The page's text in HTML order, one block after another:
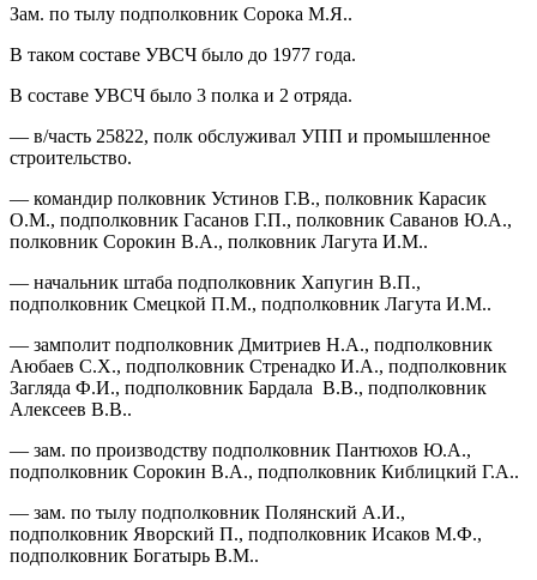
Зам. по тылу подполковник Сорока М.Я..
В таком составе УВСЧ было до 1977 года.
В составе УВСЧ было 3 полка и 2 отряда.
— в/часть 25822, полк обслуживал УПП и промышленное
строительство.
— командир полковник Устинов Г.В., полковник Карасик
О.М., подполковник Гасанов Г.П., полковник Саванов Ю.А.,
полковник Сорокин В.А., полковник Лагута И.М..
— начальник штаба подполковник Хапугин В.П.,
подполковник Смецкой П.М., подполковник Лагута И.М..
— замполит подполковник Дмитриев Н.А., подполковник
Аюбаев С.Х., подполковник Стренадко И.А., подполковник
Загляда Ф.И., подполковник Бардала В.В., подполковник
Алексеев В.В..
— зам. по производству подполковник Пантюхов Ю.А.,
подполковник Сорокин В.А., подполковник Киблицкий Г.А..
— зам. по тылу подполковник Полянский А.И.,
подполковник Яворский П., подполковник Исаков М.Ф.,
подполковник Богатырь В.М..